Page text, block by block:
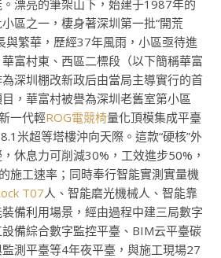
漂亮的筆架山下，始建于1987年的
區之一，棲身著深圳第一批“開荒
與繁華，歷經37年風雨，小區亟待進
富村東、西區二標段（以下簡稱華富
深圳棚改新政后由當局主導實行的首
，華富村被譽為深圳老舊室第小區
一代輕ROG電競椅量化頂模集成平臺
米超等塔樓沖向天際。這款“硬核”外
休息力可削減30%，工效進步50%，
施工速率；同時奉行智能實測實量機
T07人、智能磨光機械人、智能靠
備利用場景，經由過程中建三局數字
備綜合數字監控平臺、BIM云平臺碳
測平臺等4年夜平臺，與施工現場27